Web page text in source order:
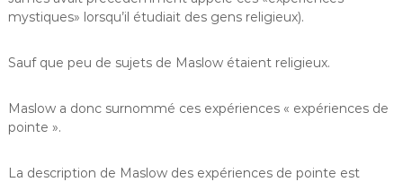
mystiques» lorsqu’il étudiait des gens religieux).
Sauf que peu de sujets de Maslow étaient religieux.
Maslow a donc surnommé ces expériences « expériences de
pointe ».
La description de Maslow des expériences de pointe est